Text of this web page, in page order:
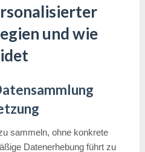
und wie
sammeln, ohne konkrete
Datenerhebung führt zu